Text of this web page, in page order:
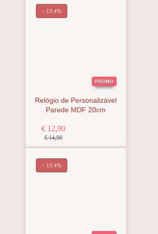
PROMO
Relógio de Personalizável
Parede MDF 20cm
€ 12,90
€ 14,90
− 13.4%
− 13.4%